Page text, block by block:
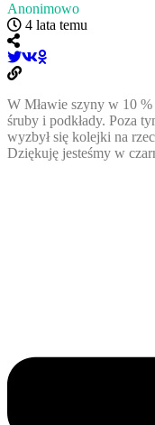
Anonimowo
4 lata temu
W Mławie szyny w 10
śruby i podkłady. Poza
wyzbył się kolejki na
Dziękuję jesteśmy w